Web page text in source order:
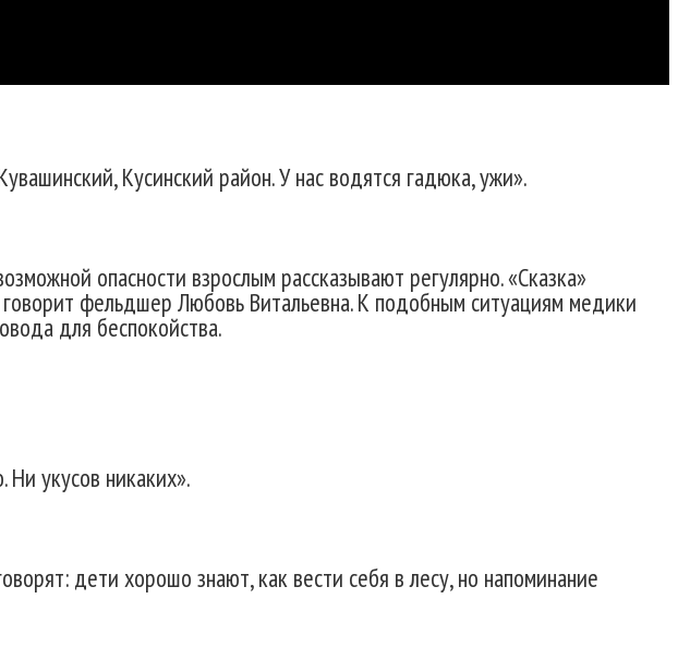
Кусинский район. У нас водятся гадюка, ужи».
опасности взрослым рассказывают регулярно. «Сказка»
фельдшер Любовь Витальевна. К подобным ситуациям медики
для беспокойства.
укусов никаких».
дети хорошо знают, как вести себя в лесу, но напоминание